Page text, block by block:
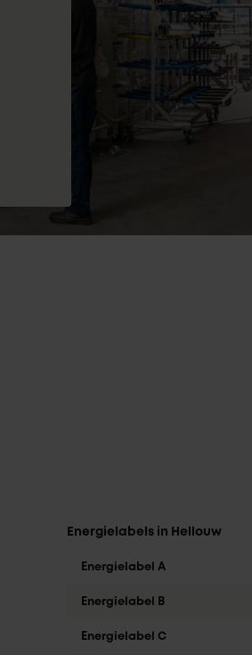
Energielabels in Hellouw
Energielabel A
Energielabel B
Energielabel C